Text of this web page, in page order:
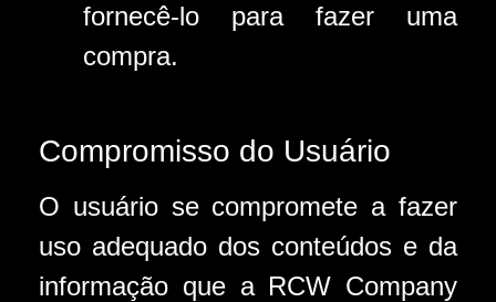
fornecê-lo para fazer uma
compra.
Compromisso do Usuário
O usuário se compromete a fazer
uso adequado dos conteúdos e da
informação que a RCW Company